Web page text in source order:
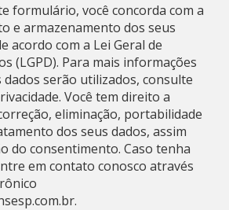
formulário, você concorda com a
e armazenamento dos seus
acordo com a Lei Geral de
(LGPD). Para mais informações
serão utilizados, consulte
Você tem direito a
eliminação, portabilidade
dos seus dados, assim
do consentimento. Caso tenha
em contato conosco através
.